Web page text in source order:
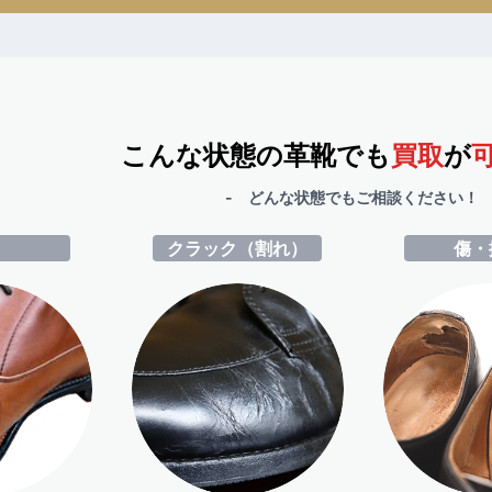
こんな状態の革靴でも買取が
- どんな状態でもご相談ください
クラック（割れ） 傷